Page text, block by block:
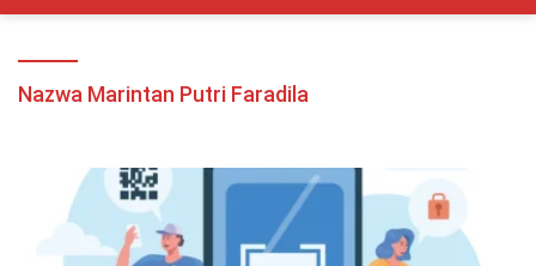
Nazwa Marintan Putri Faradila